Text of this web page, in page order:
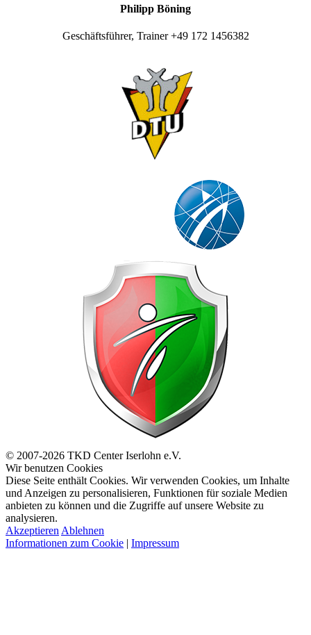
Philipp Böning
Geschäftsführer, Trainer +49 172 1456382
© 2007-2026 TKD Center Iserlohn e.V.
Wir benutzen Cookies
Diese Seite enthält Cookies. Wir verwenden Cookies, um Inhalte
und Anzeigen zu personalisieren, Funktionen für soziale Medien
anbieten zu können und die Zugriffe auf unsere Website zu
analysieren.
Akzeptieren Ablehnen
Informationen zum Cookie | Impressum